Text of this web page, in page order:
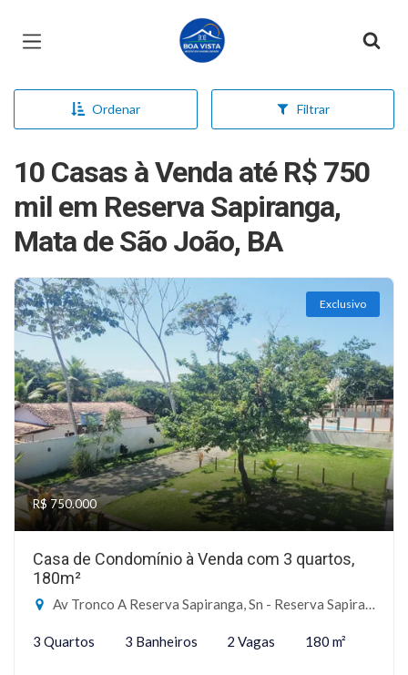
Página inicial
Ordenar Filtrar
10 Casas à Venda até R$ 750
mil em Reserva Sapiranga,
Mata de São João, BA
Exclusivo
R$ 750.000
Casa de Condomínio à Venda com 3 quartos,
180m²
Av Tronco A Reserva Sapiranga, Sn - Reserva Sapiranga, Mata de São João-BA
3 Quartos 3 Banheiros 2 Vagas 180 m²